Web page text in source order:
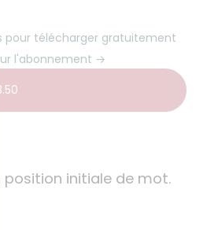
pour télécharger gratuitement
l'abonnement →
position initiale de mot.